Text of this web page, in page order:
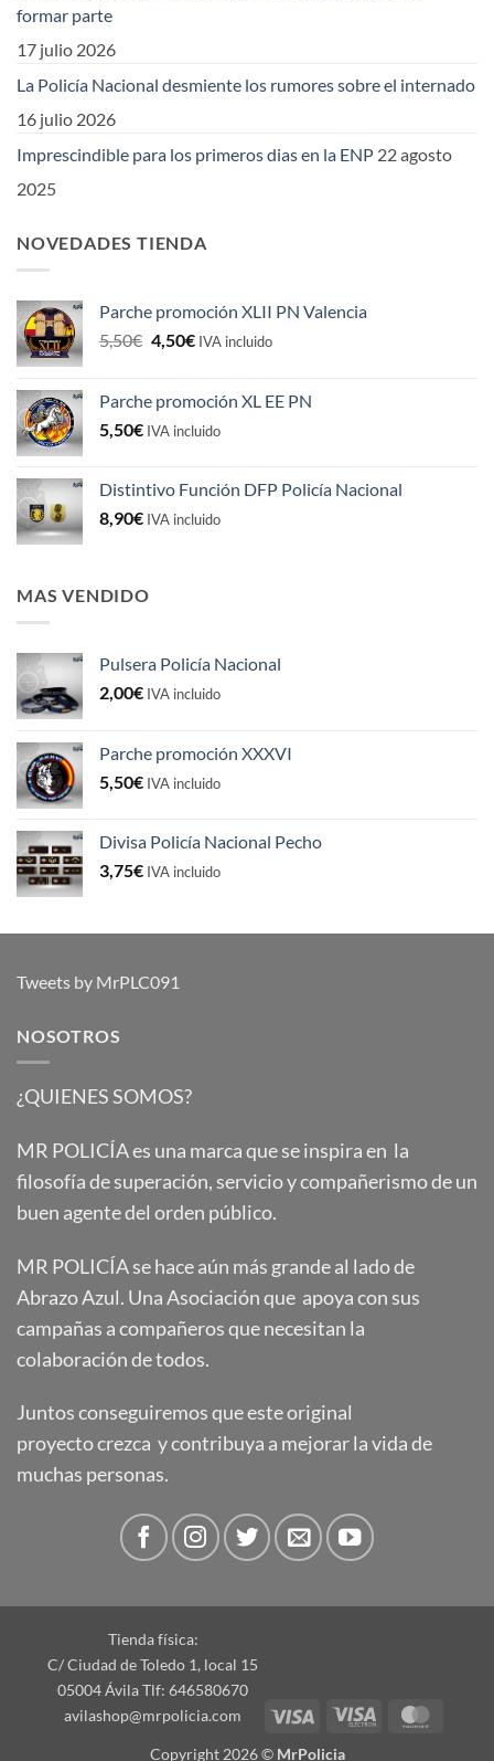
formar parte
17 julio 2026
La Policía Nacional desmiente los rumores sobre el internado
16 julio 2026
Imprescindible para los primeros dias en la ENP 22 agosto
2025
NOVEDADES TIENDA
Parche promoción XLII PN Valencia
5,50€ El
era:
5,50€.
4,50€El
es:
4,50€.
IVA incluido
Parche promoción XL EE PN
5,50€ IVA incluido
Distintivo Función DFP Policía Nacional
8,90€ IVA incluido
MAS VENDIDO
Pulsera Policía Nacional
2,00€ IVA incluido
Parche promoción XXXVI
5,50€ IVA incluido
Divisa Policía Nacional Pecho
3,75€ IVA incluido
Tweets by MrPLC091
NOSOTROS
¿QUIENES SOMOS?
MR POLICÍA es una marca que se inspira en la
filosofía de superación, servicio y compañerismo de un
buen agente del orden público.
MR POLICÍA se hace aún más grande al lado de
Abrazo Azul. Una Asociación que apoya con sus
campañas a compañeros que necesitan la
colaboración de todos.
Juntos conseguiremos que este original
proyecto crezca y contribuya a mejorar la vida de
muchas personas.
Tienda física:
C/ Ciudad de Toledo 1, local 15
05004 Ávila Tlf: 646580670
avilashop@mrpolicia.com
Visa
Visa
Copyright 2026 © MrPolicia